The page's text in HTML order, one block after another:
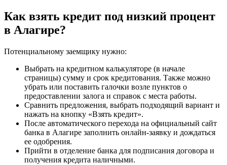
Как взять кредит под низкий процент
в Алагире?
Потенциальному заемщику нужно:
Выбрать на кредитном калькуляторе (в начале
страницы) сумму и срок кредитования. Также можно
убрать или поставить галочки возле пунктов о
предоставлении залога и справок с места работы.
Сравнить предложения, выбрать подходящий вариант и
нажать на кнопку «Взять кредит».
После автоматического перехода на официальный сайт
банка в Алагире заполнить онлайн-заявку и дождаться
ее одобрения.
Прийти в отделение банка для подписания договора и
получения кредита наличными.